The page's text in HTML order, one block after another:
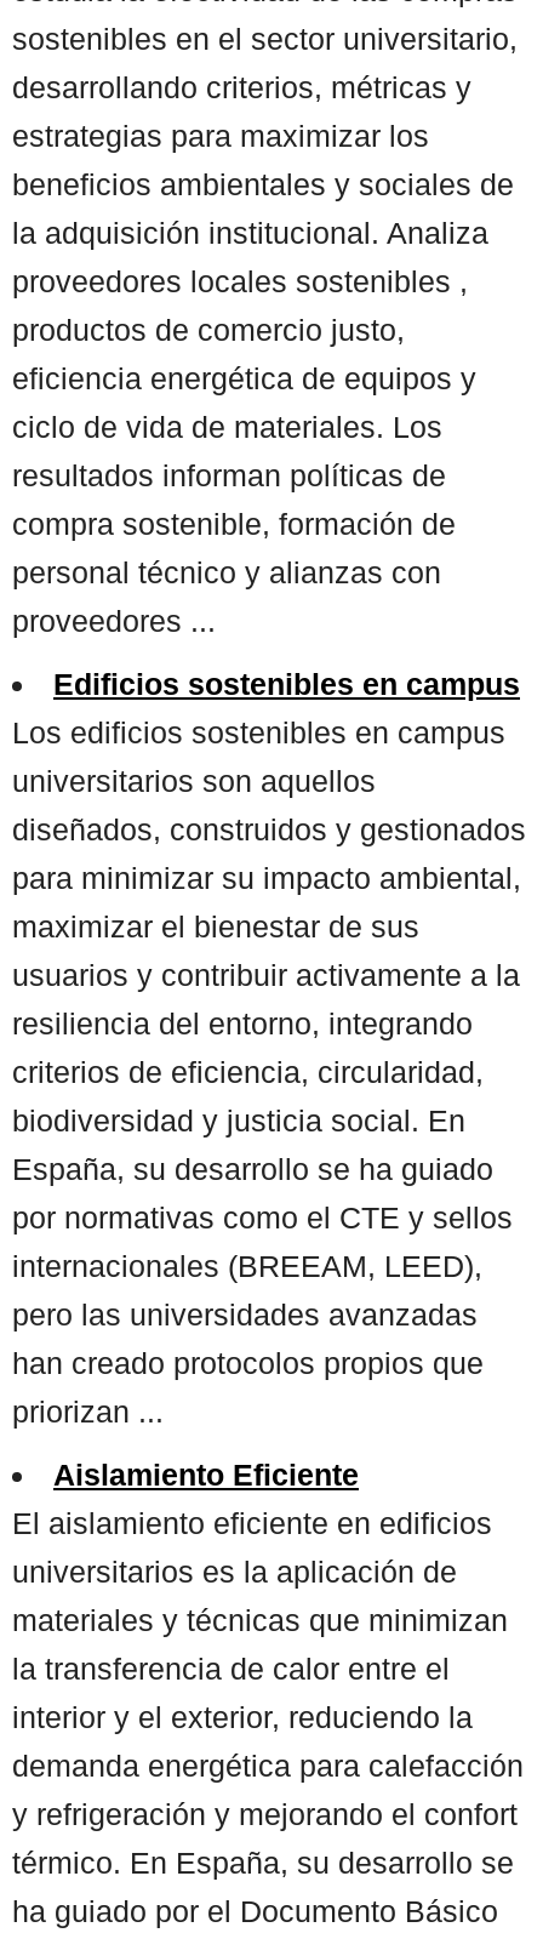
sostenibles en el sector universitario,
desarrollando criterios, métricas y
estrategias para maximizar los
beneficios ambientales y sociales de
la adquisición institucional. Analiza
proveedores locales sostenibles ,
productos de comercio justo,
eficiencia energética de equipos y
ciclo de vida de materiales. Los
resultados informan políticas de
compra sostenible, formación de
personal técnico y alianzas con
proveedores ...
Edificios sostenibles en campus
Los edificios sostenibles en campus
universitarios son aquellos
diseñados, construidos y gestionados
para minimizar su impacto ambiental,
maximizar el bienestar de sus
usuarios y contribuir activamente a la
resiliencia del entorno, integrando
criterios de eficiencia, circularidad,
biodiversidad y justicia social. En
España, su desarrollo se ha guiado
por normativas como el CTE y sellos
internacionales (BREEAM, LEED),
pero las universidades avanzadas
han creado protocolos propios que
priorizan ...
Aislamiento Eficiente
El aislamiento eficiente en edificios
universitarios es la aplicación de
materiales y técnicas que minimizan
la transferencia de calor entre el
interior y el exterior, reduciendo la
demanda energética para calefacción
y refrigeración y mejorando el confort
térmico. En España, su desarrollo se
ha guiado por el Documento Básico